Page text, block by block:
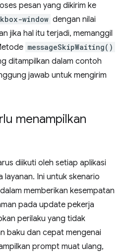
pesan yang dikirim ke
window dengan nilai
jika hal itu terjadi, memanggil
messageSkipWaiting()
ditampilkan dalam contoh
jawab untuk mengirim
menampilkan
diikuti oleh setiap aplikasi
Ini untuk skenario
memberikan kesempatan
pada update pekerja
perilaku yang tidak
baku dan cepat mengenai
prompt muat ulang,